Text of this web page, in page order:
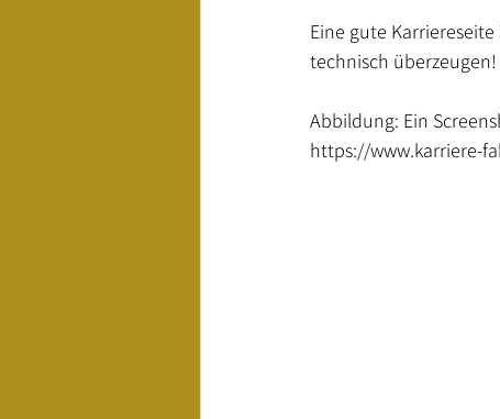
Eine gute
technisch überzeugen!
Abbildung: Ein
https://www.karriere-